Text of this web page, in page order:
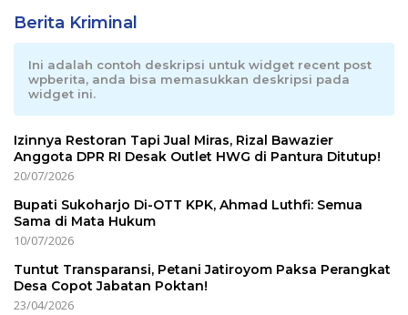
Berita Kriminal
Ini adalah contoh deskripsi untuk widget recent post
wpberita, anda bisa memasukkan deskripsi pada
widget ini.
Izinnya Restoran Tapi Jual Miras, Rizal Bawazier
Anggota DPR RI Desak Outlet HWG di Pantura Ditutup!
20/07/2026
Bupati Sukoharjo Di-OTT KPK, Ahmad Luthfi: Semua
Sama di Mata Hukum
10/07/2026
Tuntut Transparansi, Petani Jatiroyom Paksa Perangkat
Desa Copot Jabatan Poktan!
23/04/2026